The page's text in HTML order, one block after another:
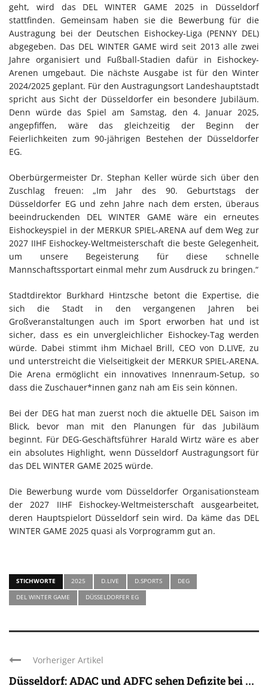
geht, wird das DEL WINTER GAME 2025 in Düsseldorf
stattfinden. Gemeinsam haben sie die Bewerbung für die
Austragung bei der Deutschen Eishockey-Liga (PENNY DEL)
abgegeben. Das DEL WINTER GAME wird seit 2013 alle zwei
Jahre organisiert und Fußball-Stadien dafür in Eishockey-
Arenen umgebaut. Die nächste Ausgabe ist für den Winter
2024/2025 geplant. Für den Austragungsort Landeshauptstadt
spricht aus Sicht der Düsseldorfer ein besondere Jubiläum.
Denn würde das Spiel am Samstag, den 4. Januar 2025,
angepfiffen, wäre das gleichzeitig der Beginn der
Feierlichkeiten zum 90-jährigen Bestehen der Düsseldorfer
EG.
Oberbürgermeister Dr. Stephan Keller würde sich über den
Zuschlag freuen: „Im Jahr des 90. Geburtstags der
Düsseldorfer EG und zehn Jahre nach dem ersten, überaus
beeindruckenden DEL WINTER GAME wäre ein erneutes
Eishockeyspiel in der MERKUR SPIEL-ARENA auf dem Weg zur
2027 IIHF Eishockey-Weltmeisterschaft die beste Gelegenheit,
um unsere Begeisterung für diese schnelle
Mannschaftssportart einmal mehr zum Ausdruck zu bringen.“
Stadtdirektor Burkhard Hintzsche betont die Expertise, die
sich die Stadt in den vergangenen Jahren bei
Großveranstaltungen auch im Sport erworben hat und ist
sicher, dass es ein unvergleichlicher Eishockey-Tag werden
würde. Dabei stimmt ihm Michael Brill, CEO von D.LIVE, zu
und unterstreicht die Vielseitigkeit der MERKUR SPIEL-ARENA.
Die Arena ermöglicht ein innovatives Innenraum-Setup, so
dass die Zuschauer*innen ganz nah am Eis sein können.
Bei der DEG hat man zuerst noch die aktuelle DEL Saison im
Blick, bevor man mit den Planungen für das Jubiläum
beginnt. Für DEG-Geschäftsführer Harald Wirtz wäre es aber
ein absolutes Highlight, wenn Düsseldorf Austragungsort für
das DEL WINTER GAME 2025 würde.
Die Bewerbung wurde vom Düsseldorfer Organisationsteam
der 2027 IIHF Eishockey-Weltmeisterschaft ausgearbeitet,
deren Hauptspielort Düsseldorf sein wird. Da käme das DEL
WINTER GAME 2025 quasi als Vorprogramm gut an.
STICHWORTE 2025 D.LIVE D.SPORTS
DEG
DEL WINTER GAME
DÜSSELDORFER EG
Vorheriger Artikel
Düsseldorf: ADAC und ADFC sehen Defizite bei ...